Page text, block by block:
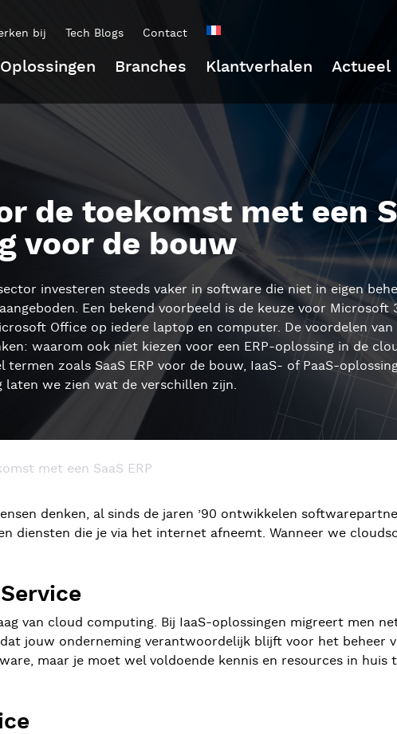
bij Tech Blogs Contact
Oplossingen Branches Klantverhalen Actueel
de toekomst met een
voor de bouw
investeren steeds vaker in software die niet in eigen
Een bekend voorbeeld is de keuze voor Microsoft
Office op iedere laptop en computer. De voordelen
waarom ook niet kiezen voor een ERP-oplossing in de
zoals SaaS ERP voor de bouw, IaaS- of PaaS-
laten we zien wat de verschillen zijn.
met een SaaS ERP
denken, al sinds de jaren ’90 ontwikkelen
diensten die je via het internet afneemt. Wanneer we
van cloud computing. Bij IaaS-oplossingen migreert men
jouw onderneming verantwoordelijk blijft voor het beheer
maar je moet wel voldoende kennis en resources in